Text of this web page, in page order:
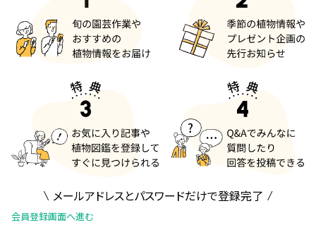
メールアドレスとパスワードだけで登録完了
会員登録画面へ進む